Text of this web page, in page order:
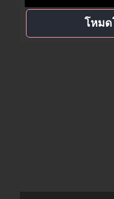
โหมด